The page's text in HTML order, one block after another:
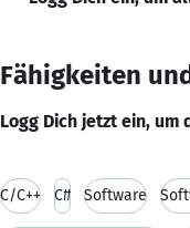
Fähigkeiten
Logg Dich jetzt ein, um
C/C++ C# Software